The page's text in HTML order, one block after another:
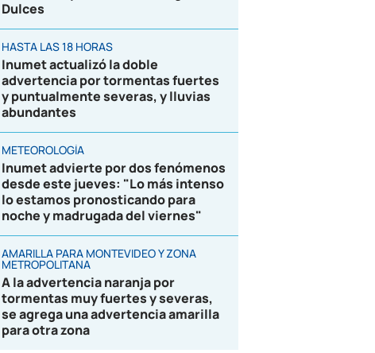
Dulces
HASTA LAS 18 HORAS
Inumet actualizó la doble
advertencia por tormentas fuertes
y puntualmente severas, y lluvias
abundantes
METEOROLOGÍA
Inumet advierte por dos fenómenos
desde este jueves: "Lo más intenso
lo estamos pronosticando para
noche y madrugada del viernes"
AMARILLA PARA MONTEVIDEO Y ZONA
METROPOLITANA
A la advertencia naranja por
tormentas muy fuertes y severas,
se agrega una advertencia amarilla
para otra zona